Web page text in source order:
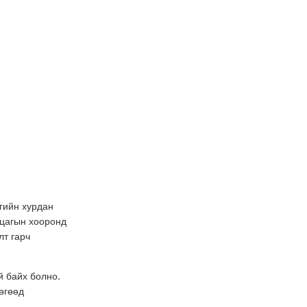
хурдан
хооронд
гарч
байх болно.